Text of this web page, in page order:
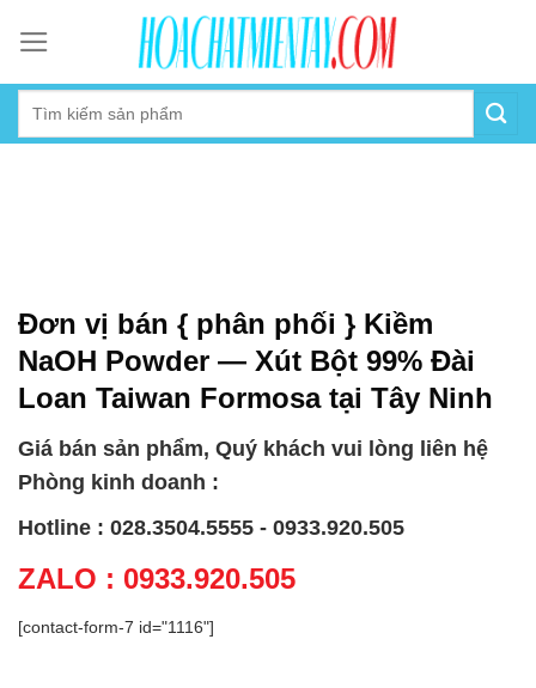
content
Đơn vị bán { phân phối } Kiềm
NaOH Powder — Xút Bột 99% Đài
Loan Taiwan Formosa tại Tây Ninh
Giá bán sản phẩm, Quý khách vui lòng liên hệ
Phòng kinh doanh :
Hotline : 028.3504.5555 - 0933.920.505
ZALO : 0933.920.505
[contact-form-7 id="1116"]